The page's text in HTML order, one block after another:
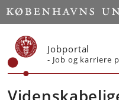
Start
Jobportal
- Job og karriere